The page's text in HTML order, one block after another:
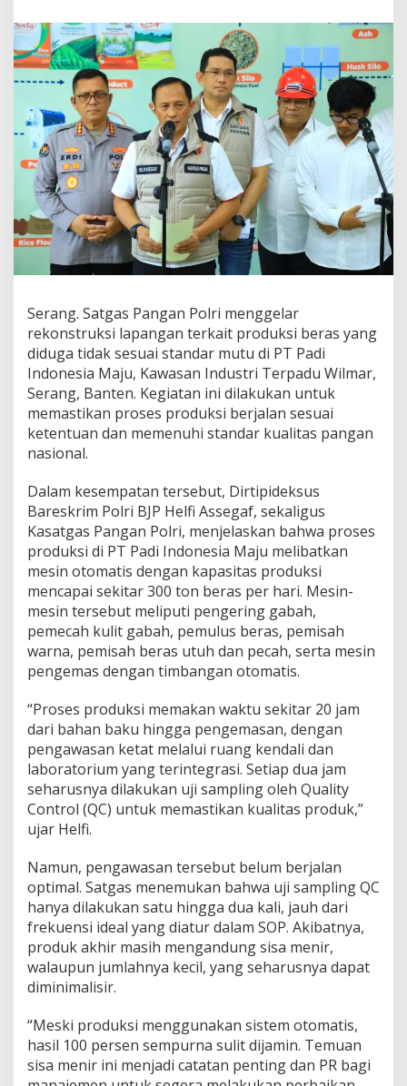
k
s
i
P
r
u
k
i
B
e
r
a
s
P
a
d
I
n
d
o
i
a
M
a
u
,
S
a
t
g
a
P
a
n
g
a
n
P
i
T
e
m
u
k
a
e
a
n
Serang. Satgas Pangan Polri menggelar
rekonstruksi lapangan terkait produksi beras yang
diduga tidak sesuai standar mutu di PT Padi
Indonesia Maju, Kawasan Industri Terpadu Wilmar,
Serang, Banten. Kegiatan ini dilakukan untuk
memastikan proses produksi berjalan sesuai
ketentuan dan memenuhi standar kualitas pangan
nasional.
Dalam kesempatan tersebut, Dirtipideksus
Bareskrim Polri BJP Helfi Assegaf, sekaligus
Kasatgas Pangan Polri, menjelaskan bahwa proses
produksi di PT Padi Indonesia Maju melibatkan
mesin otomatis dengan kapasitas produksi
mencapai sekitar 300 ton beras per hari. Mesin-
mesin tersebut meliputi pengering gabah,
pemecah kulit gabah, pemulus beras, pemisah
warna, pemisah beras utuh dan pecah, serta mesin
pengemas dengan timbangan otomatis.
“Proses produksi memakan waktu sekitar 20 jam
dari bahan baku hingga pengemasan, dengan
pengawasan ketat melalui ruang kendali dan
laboratorium yang terintegrasi. Setiap dua jam
seharusnya dilakukan uji sampling oleh Quality
Control (QC) untuk memastikan kualitas produk,”
ujar Helfi.
Namun, pengawasan tersebut belum berjalan
optimal. Satgas menemukan bahwa uji sampling QC
hanya dilakukan satu hingga dua kali, jauh dari
frekuensi ideal yang diatur dalam SOP. Akibatnya,
produk akhir masih mengandung sisa menir,
walaupun jumlahnya kecil, yang seharusnya dapat
diminimalisir.
“Meski produksi menggunakan sistem otomatis,
hasil 100 persen sempurna sulit dijamin. Temuan
sisa menir ini menjadi catatan penting dan PR bagi